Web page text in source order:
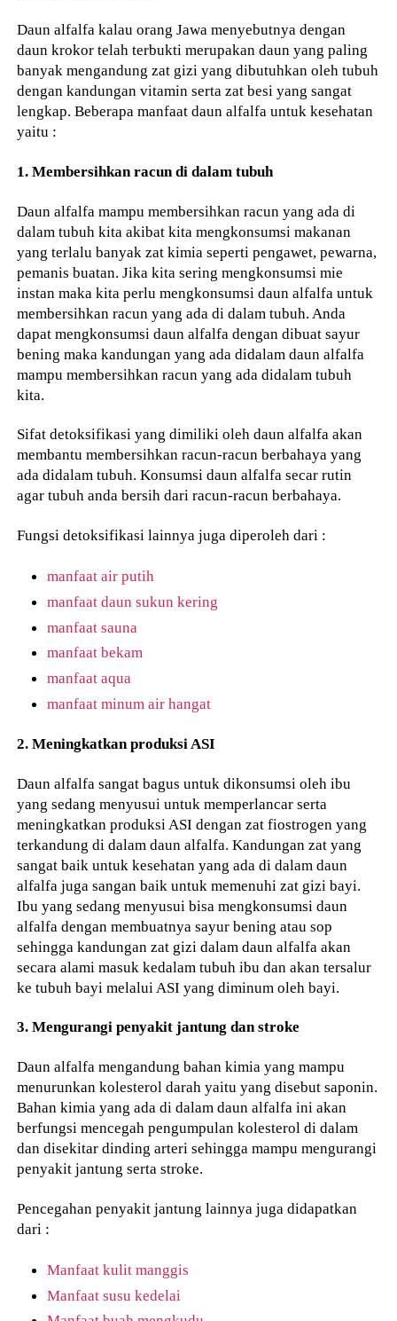
Daun alfalfa kalau orang Jawa menyebutnya dengan
daun krokor telah terbukti merupakan daun yang paling
banyak mengandung zat gizi yang dibutuhkan oleh tubuh
dengan kandungan vitamin serta zat besi yang sangat
lengkap. Beberapa manfaat daun alfalfa untuk kesehatan
yaitu :
1. Membersihkan racun di dalam tubuh
Daun alfalfa mampu membersihkan racun yang ada di
dalam tubuh kita akibat kita mengkonsumsi makanan
yang terlalu banyak zat kimia seperti pengawet, pewarna,
pemanis buatan. Jika kita sering mengkonsumsi mie
instan maka kita perlu mengkonsumsi daun alfalfa untuk
membersihkan racun yang ada di dalam tubuh. Anda
dapat mengkonsumsi daun alfalfa dengan dibuat sayur
bening maka kandungan yang ada didalam daun alfalfa
mampu membersihkan racun yang ada didalam tubuh
kita.
Sifat detoksifikasi yang dimiliki oleh daun alfalfa akan
membantu membersihkan racun-racun berbahaya yang
ada didalam tubuh. Konsumsi daun alfalfa secar rutin
agar tubuh anda bersih dari racun-racun berbahaya.
Fungsi detoksifikasi lainnya juga diperoleh dari :
manfaat air putih
manfaat daun sukun kering
manfaat sauna
manfaat bekam
manfaat aqua
manfaat minum air hangat
2. Meningkatkan produksi ASI
Daun alfalfa sangat bagus untuk dikonsumsi oleh ibu
yang sedang menyusui untuk memperlancar serta
meningkatkan produksi ASI dengan zat fiostrogen yang
terkandung di dalam daun alfalfa. Kandungan zat yang
sangat baik untuk kesehatan yang ada di dalam daun
alfalfa juga sangan baik untuk memenuhi zat gizi bayi.
Ibu yang sedang menyusui bisa mengkonsumsi daun
alfalfa dengan membuatnya sayur bening atau sop
sehingga kandungan zat gizi dalam daun alfalfa akan
secara alami masuk kedalam tubuh ibu dan akan tersalur
ke tubuh bayi melalui ASI yang diminum oleh bayi.
3. Mengurangi penyakit jantung dan stroke
Daun alfalfa mengandung bahan kimia yang mampu
menurunkan kolesterol darah yaitu yang disebut saponin.
Bahan kimia yang ada di dalam daun alfalfa ini akan
berfungsi mencegah pengumpulan kolesterol di dalam
dan disekitar dinding arteri sehingga mampu mengurangi
penyakit jantung serta stroke.
Pencegahan penyakit jantung lainnya juga didapatkan
dari :
Manfaat kulit manggis
Manfaat susu kedelai